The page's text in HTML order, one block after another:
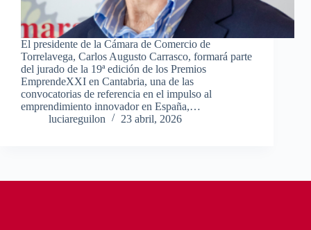
El presidente de la Cámara de Comercio de
Torrelavega, Carlos Augusto Carrasco, formará parte
del jurado de la 19ª edición de los Premios
EmprendeXXI en Cantabria, una de las
convocatorias de referencia en el impulso al
emprendimiento innovador en España,…
luciareguilon
23 abril, 2026